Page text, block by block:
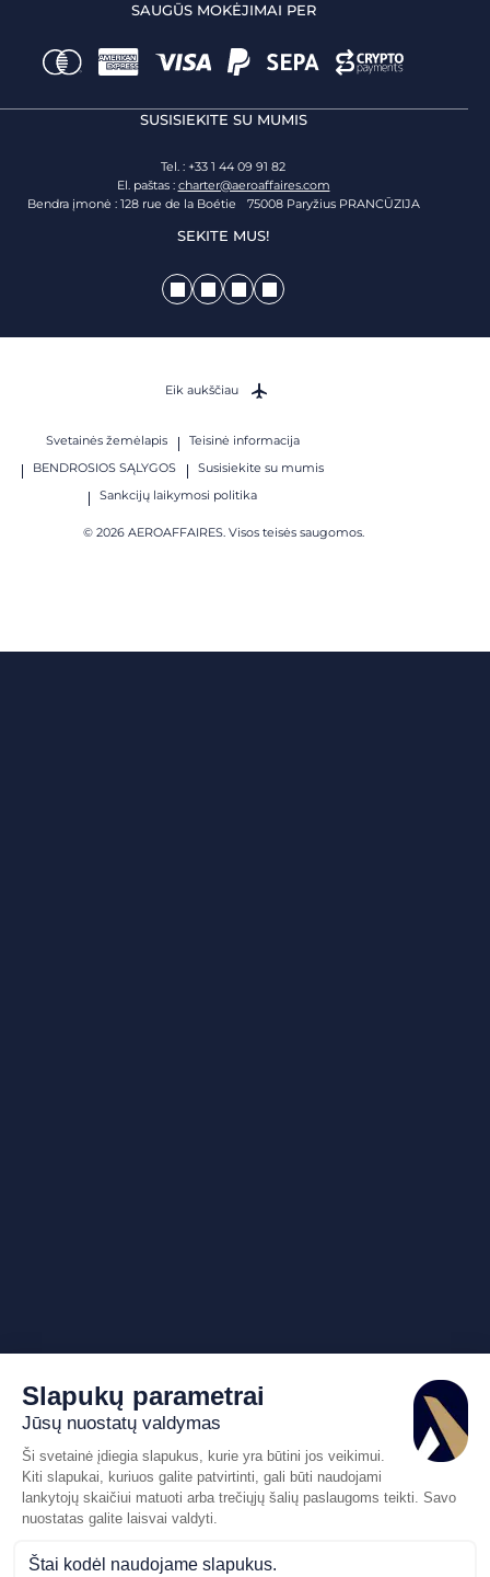
SAUGŪS MOKĖJIMAI PER
SUSISIEKITE SU MUMIS
Tel. : +33 1 44 09 91 82
El. paštas : charter@aeroaffaires.com
Bendra įmonė : 128 rue de la Boétie 75008 Paryžius PRANCŪZIJA
SEKITE MUS!
Svetainės žemėlapis
Teisinė informacija
BENDROSIOS SĄLYGOS
Susisiekite su mumis
Sankcijų laikymosi politika
© 2026 AEROAFFAIRES. Visos teisės saugomos.
Eik aukščiau